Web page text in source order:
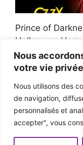
Nous
votre vie privée
Nous utilisons des
de navigation,
personnalisés et
accepter", vous
Prince of
Halloween
Afroman
victoire du jury